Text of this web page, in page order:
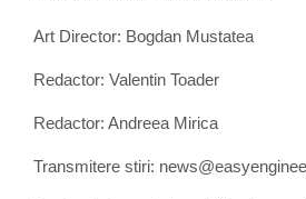
Art Director: Bogdan Mustatea
Redactor: Valentin Toader
Redactor: Andreea Mirica
Transmitere stiri: